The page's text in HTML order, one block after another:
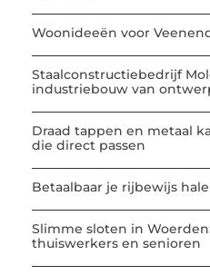
Woonideeën voor
Staalconstructiebedrijf
industriebouw van
Draad tappen en metaal
die direct passen
Betaalbaar je rijbewijs
Slimme sloten in
thuiswerkers en senioren